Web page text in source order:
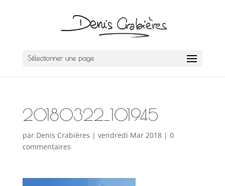
Sélectionner une page
20180322_101945
par Denis Crabières | vendredi Mar 2018| 0
commentaires